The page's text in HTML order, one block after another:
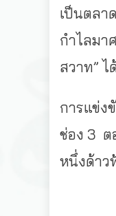
เป็นตลา
กำไลมา
สวาท” ไ
การแข่ง
ช่อง 3 ต
หนึ่งด้าว